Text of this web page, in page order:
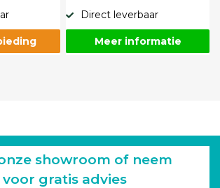
Direct leverbaar
Meer informatie
showroom of neem
gratis advies